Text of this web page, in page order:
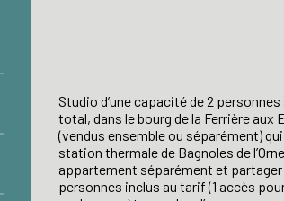
Studio d’une capacité de 2
total, dans le bourg de la Ferrière
(vendus ensemble ou séparément)
station thermale de Bagnoles de
appartement séparément et partager
personnes inclus au tarif (1 accès